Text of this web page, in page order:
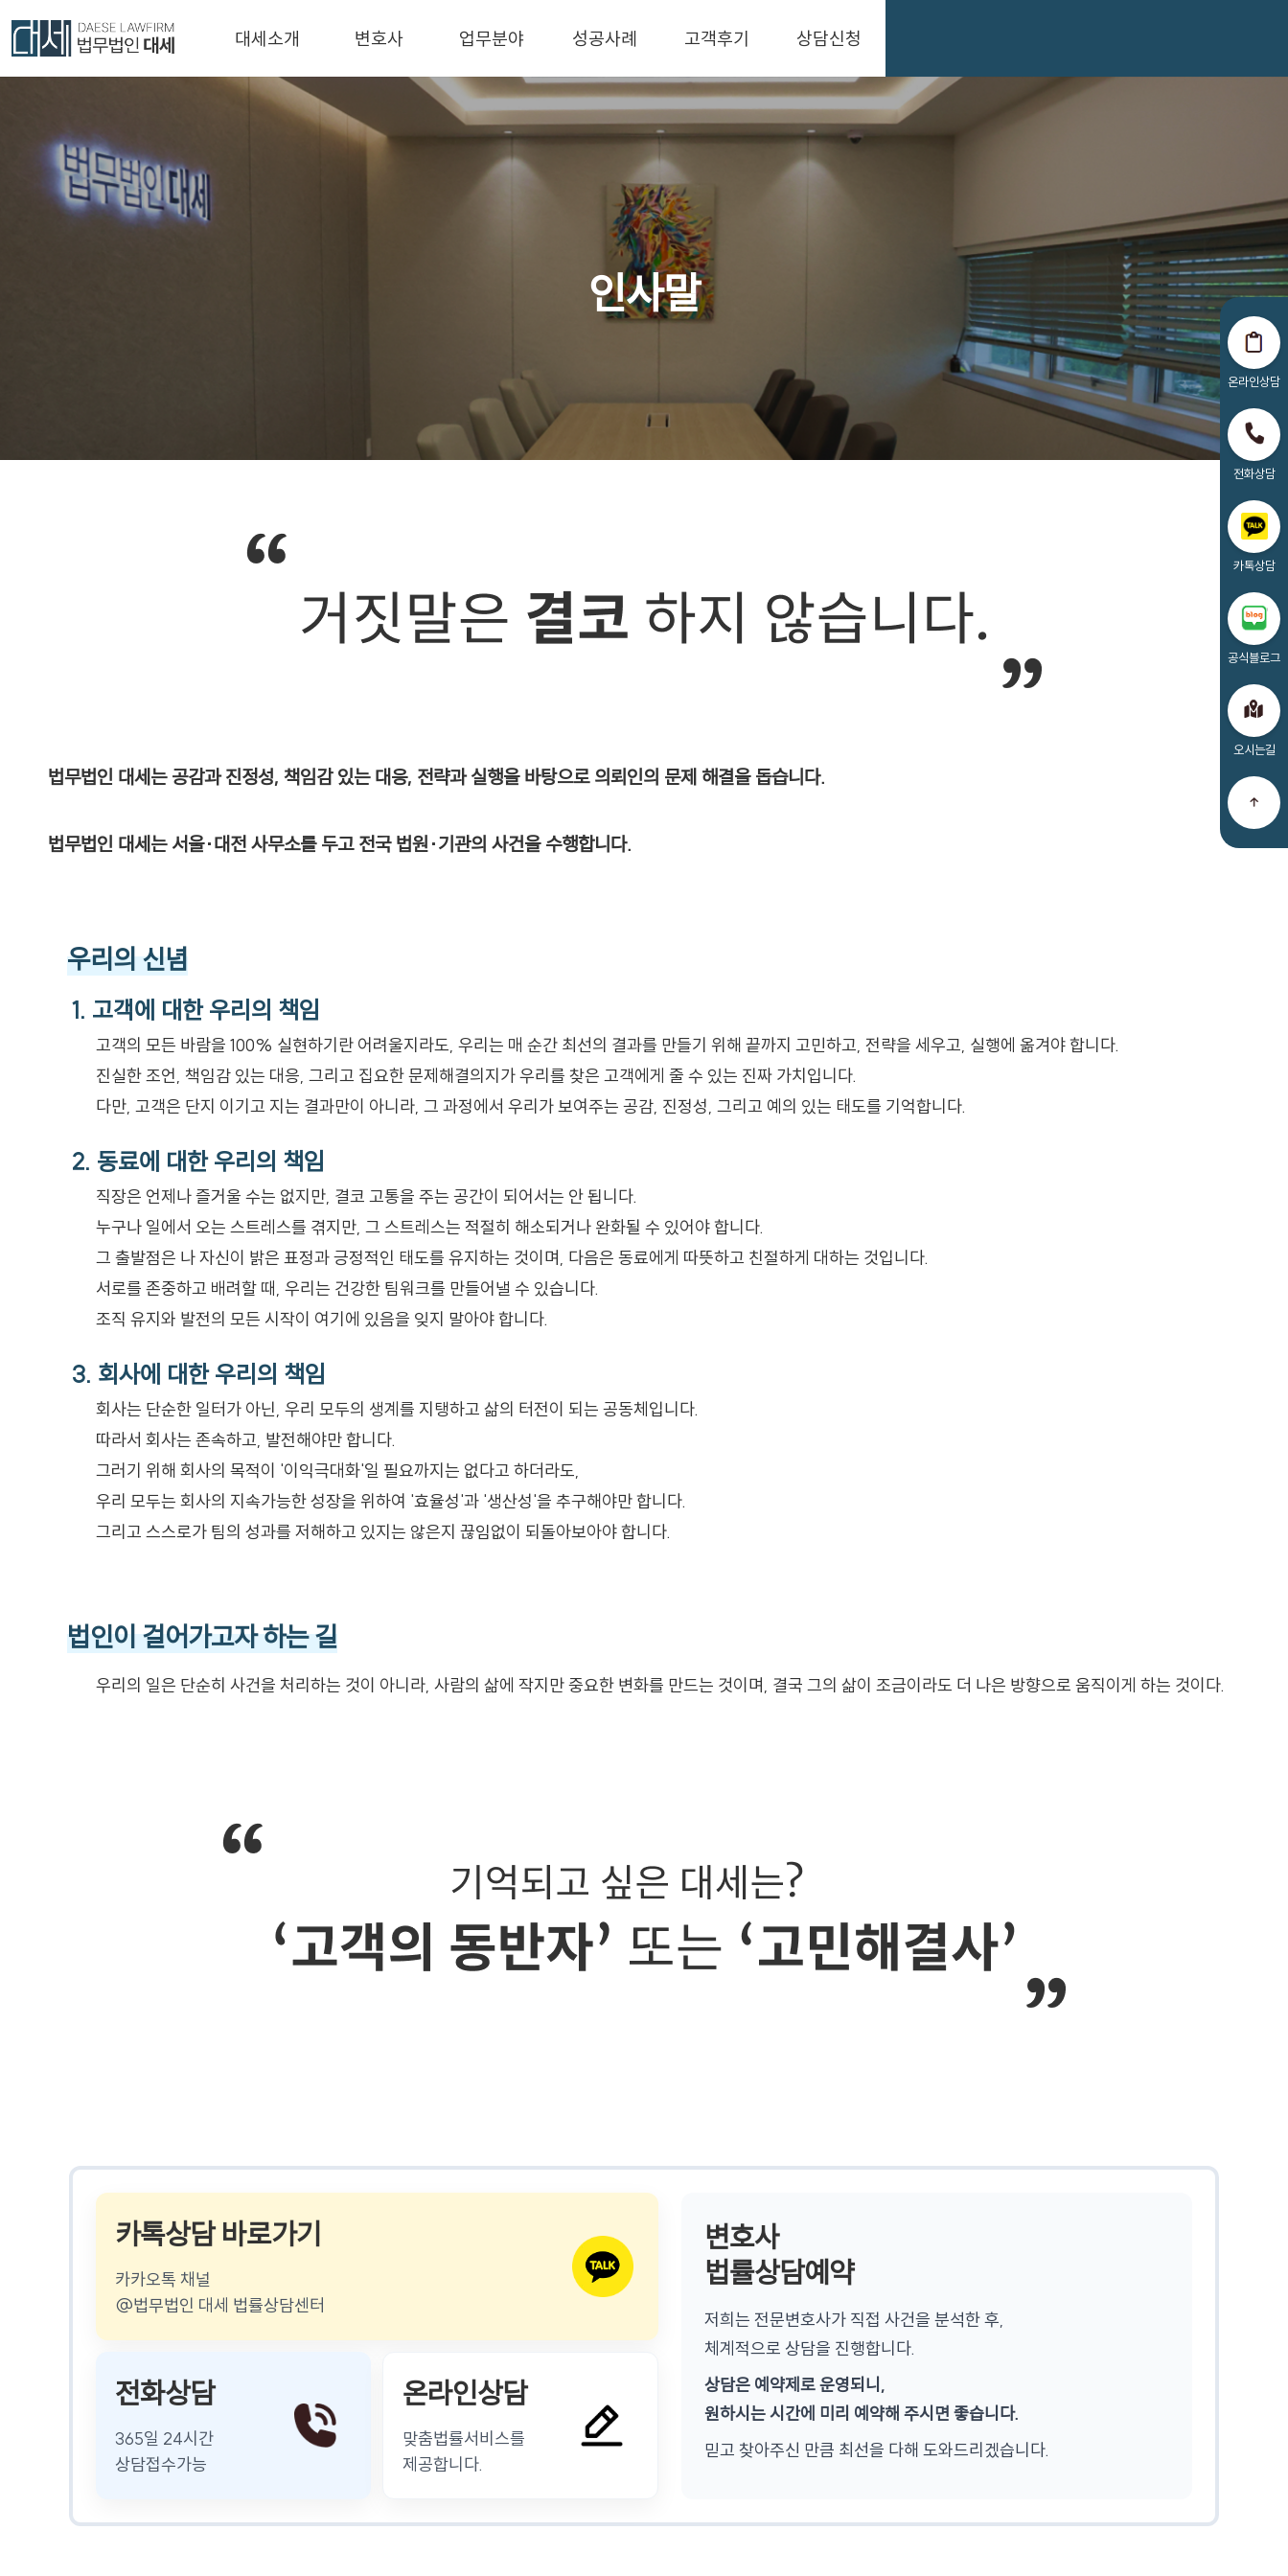
대세소개 변호사 업무분야 성공사례 고객후기 상담신청
온라인상담
전화상담
카톡상담
공식블로그
오시는길
인사말
법무법인 대세는 공감과 진정성, 책임감 있는 대응, 전략과 실행을 바탕으로 의뢰인의 문제 해결을 돕습니다.
법무법인 대세는 서울·대전 사무소를 두고 전국 법원·기관의 사건을 수행합니다.
우리의 신념
1. 고객에 대한 우리의 책임
고객의 모든 바람을 100% 실현하기란 어려울지라도, 우리는 매 순간 최선의 결과를 만들기 위해 끝까지 고민하고, 전략을 세우고, 실행에 옮겨야 합니다.
진실한 조언, 책임감 있는 대응, 그리고 집요한 문제해결의지가 우리를 찾은 고객에게 줄 수 있는 진짜 가치입니다.
다만, 고객은 단지 이기고 지는 결과만이 아니라, 그 과정에서 우리가 보여주는 공감, 진정성, 그리고 예의 있는 태도를 기억합니다.
2. 동료에 대한 우리의 책임
직장은 언제나 즐거울 수는 없지만, 결코 고통을 주는 공간이 되어서는 안 됩니다.
누구나 일에서 오는 스트레스를 겪지만, 그 스트레스는 적절히 해소되거나 완화될 수 있어야 합니다.
그 출발점은 나 자신이 밝은 표정과 긍정적인 태도를 유지하는 것이며, 다음은 동료에게 따뜻하고 친절하게 대하는 것입니다.
서로를 존중하고 배려할 때, 우리는 건강한 팀워크를 만들어낼 수 있습니다.
조직 유지와 발전의 모든 시작이 여기에 있음을 잊지 말아야 합니다.
3. 회사에 대한 우리의 책임
회사는 단순한 일터가 아닌, 우리 모두의 생계를 지탱하고 삶의 터전이 되는 공동체입니다.
따라서 회사는 존속하고, 발전해야만 합니다.
그러기 위해 회사의 목적이 '이익극대화'일 필요까지는 없다고 하더라도,
우리 모두는 회사의 지속가능한 성장을 위하여 '효율성'과 '생산성'을 추구해야만 합니다.
그리고 스스로가 팀의 성과를 저해하고 있지는 않은지 끊임없이 되돌아보아야 합니다.
법인이 걸어가고자 하는 길
우리의 일은 단순히 사건을 처리하는 것이 아니라, 사람의 삶에 작지만 중요한 변화를 만드는 것이며, 결국 그의 삶이 조금이라도 더 나은 방향으로 움직이게 하는 것이다.
변호사
법률상담예약
저희는 전문변호사가 직접 사건을 분석한 후,
체계적으로 상담을 진행합니다.
상담은 예약제로 운영되니,
원하시는 시간에 미리 예약해 주시면 좋습니다.
믿고 찾아주신 만큼 최선을 다해 도와드리겠습니다.
카톡상담 바로가기
카카오톡 채널
@법무법인 대세 법률상담센터
전화상담
365일 24시간
상담접수가능
온라인상담
맞춤법률서비스를
제공합니다.